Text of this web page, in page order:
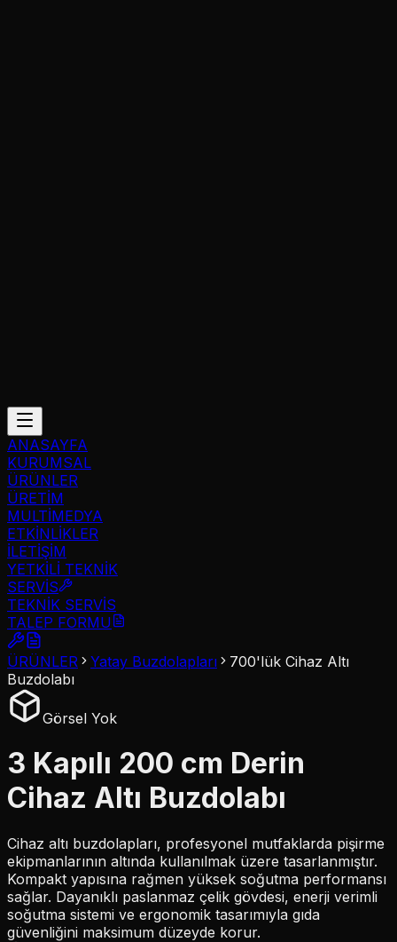
ANASAYFA
KURUMSAL
ÜRÜNLER
ÜRETİM
MULTİMEDYA
ETKİNLİKLER
İLETİŞİM
YETKİLİ TEKNİK
SERVİS
TEKNİK SERVİS
TALEP FORMU
ÜRÜNLER Yatay Buzdolapları
700'lük Cihaz Altı
Buzdolabı
Görsel Yok
3 Kapılı 200 cm Derin
Cihaz Altı Buzdolabı
Cihaz altı buzdolapları, profesyonel mutfaklarda pişirme
ekipmanlarının altında kullanılmak üzere tasarlanmıştır.
Kompakt yapısına rağmen yüksek soğutma performansı
sağlar. Dayanıklı paslanmaz çelik gövdesi, enerji verimli
soğutma sistemi ve ergonomik tasarımıyla gıda
güvenliğini maksimum düzeyde korur.